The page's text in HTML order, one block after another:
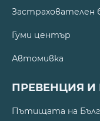
Застрахователен
Гуми център
Автомивка
ПРЕВЕНЦИЯ И
Пътищата на